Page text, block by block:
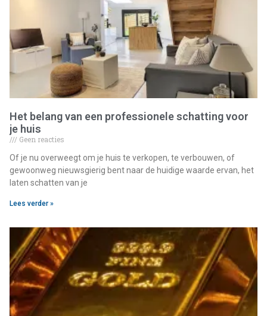
Het belang van een professionele schatting voor
je huis
Geen reacties
Of je nu overweegt om je huis te verkopen, te verbouwen, of
gewoonweg nieuwsgierig bent naar de huidige waarde ervan, het
laten schatten van je
Lees verder »